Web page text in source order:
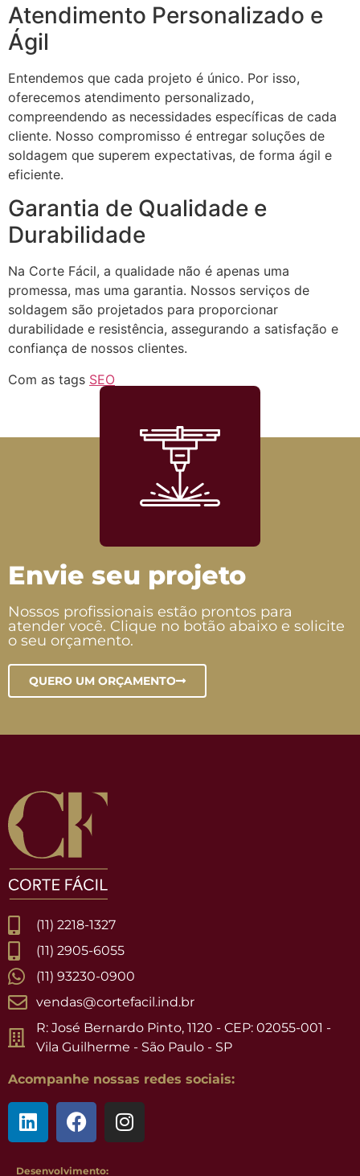
Atendimento Personalizado e
Ágil
Entendemos que cada projeto é único. Por isso,
oferecemos atendimento personalizado,
compreendendo as necessidades específicas de cada
cliente. Nosso compromisso é entregar soluções de
soldagem que superem expectativas, de forma ágil e
eficiente.
Garantia de Qualidade e
Durabilidade
Na Corte Fácil, a qualidade não é apenas uma
promessa, mas uma garantia. Nossos serviços de
soldagem são projetados para proporcionar
durabilidade e resistência, assegurando a satisfação e
confiança de nossos clientes.
Com as tags SEO
Envie seu projeto
Nossos profissionais estão prontos para
atender você. Clique no botão abaixo e solicite
o seu orçamento.
QUERO UM ORÇAMENTO
(11) 2218-1327
(11) 2905-6055
(11) 93230-0900
vendas@cortefacil.ind.br
R: José Bernardo Pinto, 1120 - CEP: 02055-001 -
Vila Guilherme - São Paulo - SP
Acompanhe nossas redes sociais:
Desenvolvimento: